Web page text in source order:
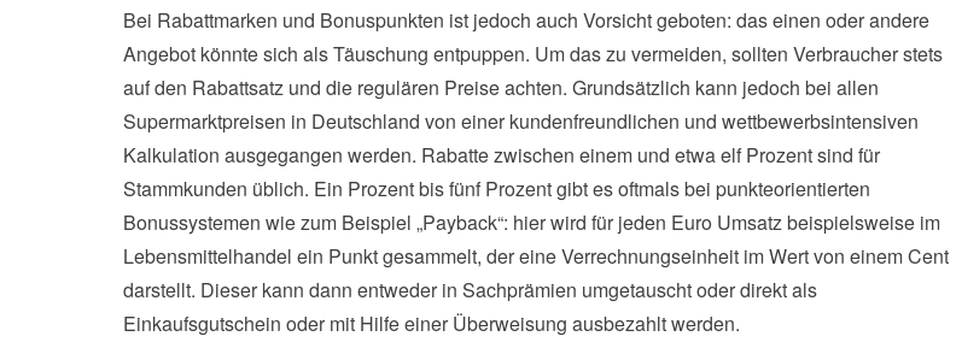
Bei Rabattmarken und Bonuspunkten ist jedoch auch Vorsicht geboten: das einen oder andere
Angebot könnte sich als Täuschung entpuppen. Um das zu vermeiden, sollten Verbraucher stets
auf den Rabattsatz und die regulären Preise achten. Grundsätzlich kann jedoch bei allen
Supermarktpreisen in Deutschland von einer kundenfreundlichen und wettbewerbsintensiven
Kalkulation ausgegangen werden. Rabatte zwischen einem und etwa elf Prozent sind für
Stammkunden üblich. Ein Prozent bis fünf Prozent gibt es oftmals bei punkteorientierten
Bonussystemen wie zum Beispiel „Payback“: hier wird für jeden Euro Umsatz beispielsweise im
Lebensmittelhandel ein Punkt gesammelt, der eine Verrechnungseinheit im Wert von einem Cent
darstellt. Dieser kann dann entweder in Sachprämien umgetauscht oder direkt als
Einkaufsgutschein oder mit Hilfe einer Überweisung ausbezahlt werden.